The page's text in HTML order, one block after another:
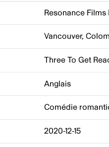
Resonance Films
Vancouver,
Three To Get
Anglais
Comédie
2020-12-15